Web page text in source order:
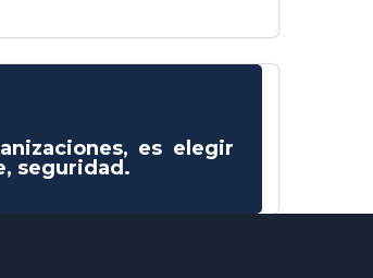
es elegir
seguridad.